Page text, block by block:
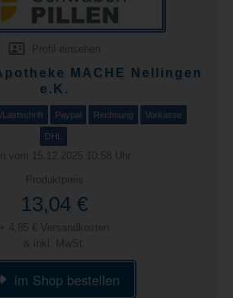
Profil einsehen
MACHE Nellingen
e.K.
Lastschrift Paypal Rechnung Vorkasse
DHL
vom 15.12.2025 10:58 Uhr
Produktpreis
13,04 €
+ 4,85 € Versandkosten
& inkl. MwSt.
im Shop bestellen